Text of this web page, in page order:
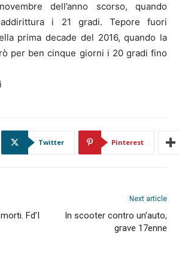
dell’anno scorso, quando
i 21 gradi. Tepore fuori
prima decade del 2016, quando la
per ben cinque giorni i 20 gradi fino
Twitter Pinterest
Fd’I
Next article
In scooter contro un’auto,
grave 17enne